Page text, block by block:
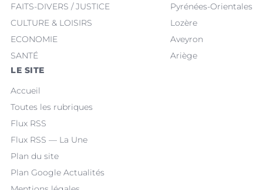
FAITS-DIVERS / JUSTICE
CULTURE & LOISIRS
ECONOMIE
SANTÉ
Pyrénées-Orientales
Lozère
Aveyron
Ariège
LE SITE
Accueil
Toutes les rubriques
Flux RSS
Flux RSS — La Une
Plan du site
Plan Google Actualités